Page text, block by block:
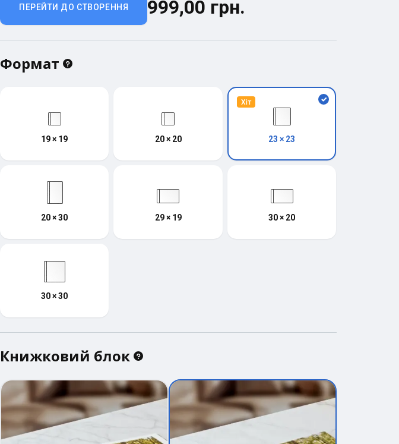
ПЕРЕЙТИ ДО СТВОРЕННЯ 999,00 грн.
Формат
19 × 19 20 × 20
Хіт
23 × 23
20 × 30 29 × 19 30 × 20
30 × 30
Книжковий блок